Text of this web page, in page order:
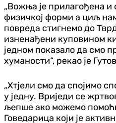
„Вожња је прилагођена и
физичкој форми а циљ
повреда стигнемо до
изненађени куповином
једном показало да смо
хуманости“, рекао је
„Хтјели смо да спојимо
у једну. Вриједи се
љепше ако можемо
Говедарица који је